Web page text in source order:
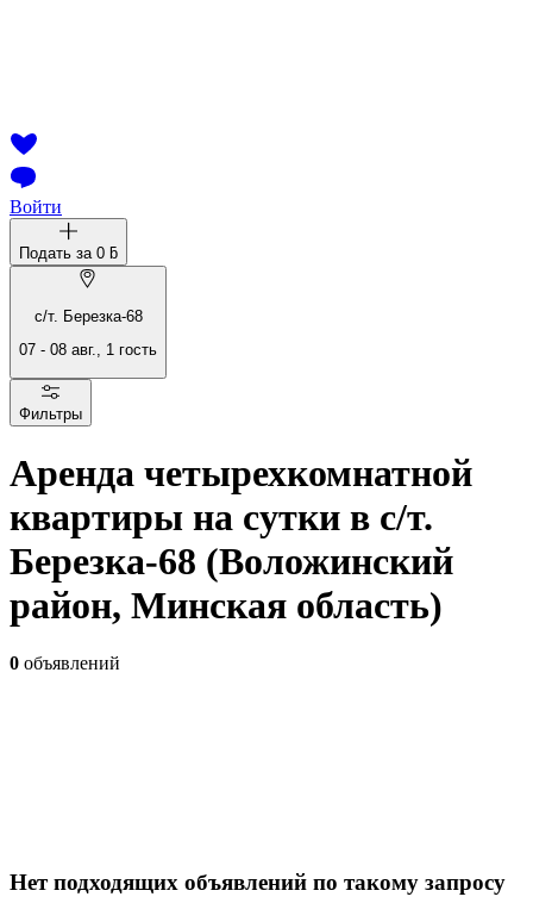
Войти
Подать за 0 ƃ
с/т. Березка-68
07 - 08 авг., 1 гость
Фильтры
Аренда четырехкомнатной
квартиры на сутки в с/т.
Березка-68 (Воложинский
район, Минская область)
0 объявлений
Нет подходящих объявлений по такому запросу